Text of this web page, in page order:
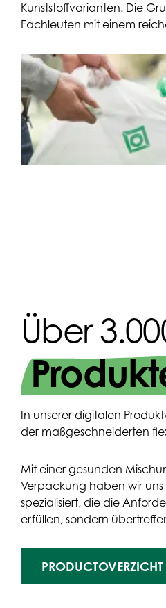
Kunststoffvarianten. Die
Fachleuten mit einem
Über
In unserer digitalen
der maßgeschneiderten
Mit einer gesunden
Verpackung haben wir
spezialisiert, die die
erfüllen, sondern
PRODUCTOVERZICHT